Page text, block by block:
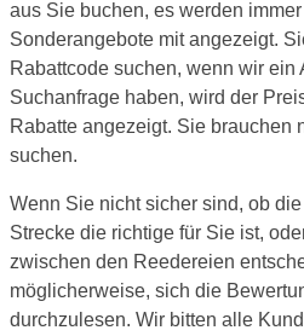
aus Sie buchen, es werden
Sonderangebote mit angezeigt.
Rabattcode suchen, wenn wir ein
Suchanfrage haben, wird der
Rabatte angezeigt. Sie brauchen
suchen.
Wenn Sie nicht sicher sind, ob
Strecke die richtige für Sie ist,
zwischen den Reedereien
möglicherweise, sich die
durchzulesen. Wir bitten alle